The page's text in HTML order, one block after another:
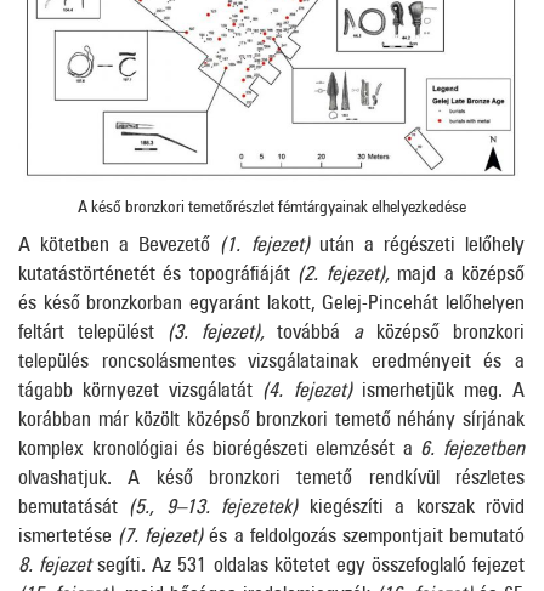
A késő bronzkori temetőrészlet fémtárgyainak elhelyezkedése
A kötetben a Bevezető (1. fejezet)után a régészeti lelőhely
kutatástörténetét és topográfiáját
(2. fejezet), majd a középső
és késő bronzkorban egyaránt lakott, Gelej-Pincehát lelőhelyen
feltárt települést
(3. fejezet),továbbá a középső bronzkori
település roncsolásmentes vizsgálatainak eredményeit és a
tágabb környezet vizsgálatát
(4. fejezet)
ismerhetjük meg. A
korábban már közölt középső bronzkori temető néhány sírjának
komplex kronológiai és biorégészeti elemzését a
6. fejezetben
olvashatjuk. A késő bronzkori temető rendkívül részletes
bemutatását
(5., 9–13. fejezetek)kiegészíti a korszak rövid
ismertetése
(7. fejezet)és a feldolgozás szempontjait bemutató
8. fejezetsegíti. Az 531 oldalas kötetet egy összefoglaló fejezet